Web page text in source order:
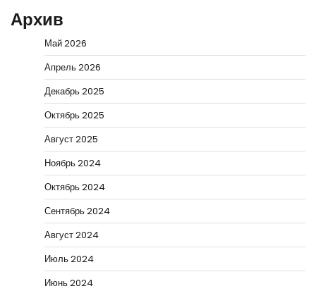
Архив
Май 2026
Апрель 2026
Декабрь 2025
Октябрь 2025
Август 2025
Ноябрь 2024
Октябрь 2024
Сентябрь 2024
Август 2024
Июль 2024
Июнь 2024